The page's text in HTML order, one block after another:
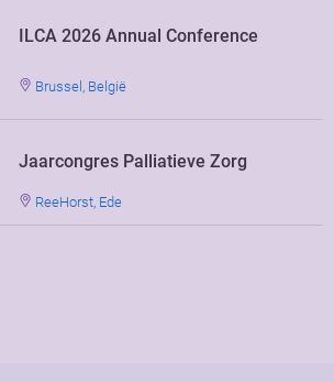
ILCA 2026 Annual Conference
Brussel, België
Jaarcongres Palliatieve Zorg
ReeHorst, Ede